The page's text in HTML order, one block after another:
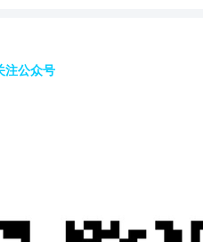
注公众号